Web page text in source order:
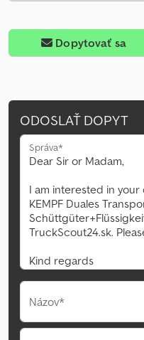
Dopytovať sa
ODOSLAŤ DOPYT
Správa*
Názov*